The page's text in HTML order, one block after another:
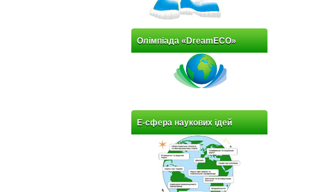
Олімпіада «DreamECO»
Е-сфера наукових ідей